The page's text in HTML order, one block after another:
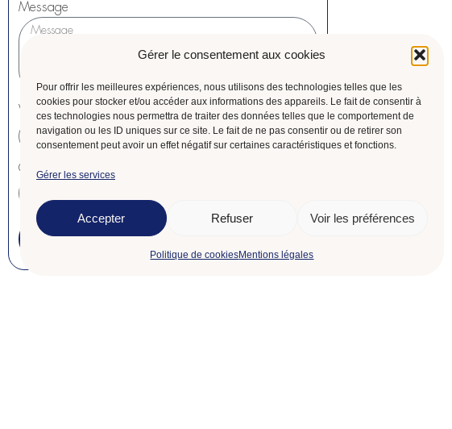
Gérer le consentement aux cookies
Pour offrir les meilleures expériences, nous utilisons des technologies telles que les
cookies pour stocker et/ou accéder aux informations des appareils. Le fait de consentir à
ces technologies nous permettra de traiter des données telles que le comportement de
navigation ou les ID uniques sur ce site. Le fait de ne pas consentir ou de retirer son
consentement peut avoir un effet négatif sur certaines caractéristiques et fonctions.
Gérer les services
Accepter Refuser Voir les préférences
Politique de cookiesMentions légales
Message
Ville Code postal
CV, lettre de motivation ...
Envoyer ma candidature